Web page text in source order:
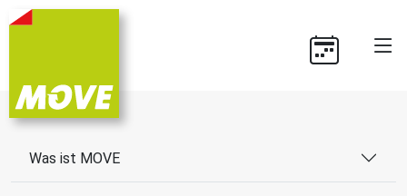
Was ist MOVE